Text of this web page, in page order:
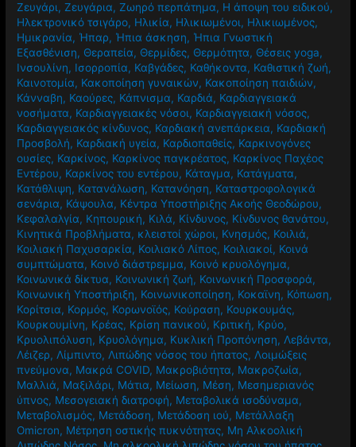
Ζευγάρι,Ζευγάρια,Ζωηρό περπάτημα, Η άποψη του ειδικού,
Ηλεκτρονικό τσιγάρο, Ηλικία, Ηλικιωμένοι, Ηλικιωμένος,
Ημικρανία, Ήπαρ, Ήπια άσκηση, Ήπια Γνωστική
Εξασθένιση, Θεραπεία, Θερμίδες, Θερμότητα, Θέσεις yoga,
Ινσουλίνη, Ισορροπία, Καβγάδες, Καθήκοντα, Καθιστική ζωή,
Καινοτομία, Κακοποίηση γυναικών, Κακοποίηση παιδιών,
Κάνναβη, Καούρες, Κάπνισμα, Καρδιά, Καρδιαγγειακά
νοσήματα, Καρδιαγγειακές νόσοι, Καρδιαγγειακή νόσος,
Καρδιαγγειακός κίνδυνος, Καρδιακή ανεπάρκεια, Καρδιακή
Προσβολή, Καρδιακή υγεία, Καρδιοπαθείς, Καρκινογόνες
ουσίες, Καρκίνος, Καρκίνος παγκρέατος, Καρκίνος Παχέος
Εντέρου, Καρκίνος του εντέρου, Κάταγμα, Κατάγματα,
Κατάθλιψη, Κατανάλωση, Κατανόηση, Καταστροφολογικά
σενάρια, Κάψουλα, Κέντρα Υποστήριξης Ακοής Θεοδώρου,
Κεφαλαλγία, Κηπουρική, Κιλά, Κίνδυνος, Κίνδυνος θανάτου,
Κινητικά Προβλήματα, κλειστοί χώροι, Κνησμός, Κοιλιά,
Κοιλιακή Παχυσαρκία, Κοιλιακό Λίπος, Κοιλιακοί, Κοινά
συμπτώματα, Κοινό διάστρεμμα, Κοινό κρυολόγημα,
Κοινωνικά δίκτυα, Κοινωνική ζωή, Κοινωνική Προσφορά,
Κοινωνική Υποστήριξη, Κοινωνικοποίηση, Κοκαϊνη, Κόπωση,
Κορίτσια, Κορμός, Κορωνοϊός, Κούραση, Κουρκουμάς,
Κουρκουμίνη, Κρέας, Κρίση πανικού, Κριτική, Κρύο,
Κρυολιπόλυση, Κρυολόγημα, Κυκλική Προπόνηση,Λεβάντα,
Λέιζερ,Λίμπιντο,Λιπώδης νόσος του ήπατος,Λοιμώξεις
πνεύμονα, Μακρά COVID, Μακροβιότητα, Μακροζωία,
Μαλλιά, Μαξιλάρι, Μάτια, Μείωση, Μέση, Μεσημεριανός
ύπνος, Μεσογειακή διατροφή, Μεταβολικά ισοδύναμα,
Μεταβολισμός, Μετάδοση, Μετάδοση ιού, Μετάλλαξη
Omicron, Μέτρηση οστικής πυκνότητας, Μη Αλκοολική